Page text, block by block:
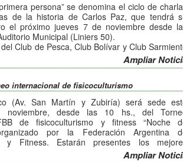
persona” se denomina el ciclo de
de la historia de Carlos Paz, que tendrá
el próximo jueves 7 de noviembre desde
Municipal (Liniers 50).
Club de Pesca, Club Bolívar y Club
historias y anécdotas del básquet
técnicos, directivos y aficionados.
libre y gratuita para vecinos y turistas.
Ampliar
internacional de fisicoculturismo
(Av. San Martín y Zubiría) será sede
noviembre, desde las 10 hs., del
de fisicoculturismo y fitness “Noche
por la Federación Argentina
y Fitness. Estarán presentes los
especialidad de toda la Argentina.Ampliar